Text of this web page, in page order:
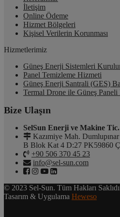
İletişim
Online Ödeme
Hizmet Bölgeleri
Kişisel Verilerin Korunması
Hizmetlerimiz
Güneş Enerji Sistemleri
Panel Temizleme Hizmeti
Güneş Enerji Santrali (GES)
Termal Drone ile Güneş
Bize Ulaşın
SelSun Enerji ve Makine
Kazımiye Mah.
B Blok Kat 4 D:27 PK59860
+90 506 370 45 23
info@sel-sun.com
© 2023 Sel-Sun. Tüm Hakları
Tasarım & Uygulama Heweso